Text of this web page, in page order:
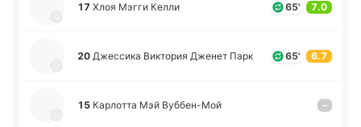
17 Хлоя Мэгги Келли 65' 7.0
20 Дже­сси­ка Ви­кто­рия Дженет Парк 65' 6.7
15 Ка­рло­тта Мэй Ву­ббе­н-Мой –